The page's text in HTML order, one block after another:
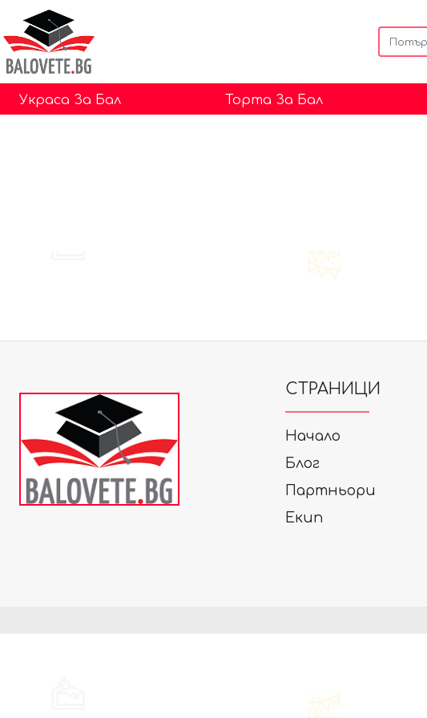
Украса За Бал Торта За Бал
СТРАНИЦИ
Начало
Блог
Партньори
Екип